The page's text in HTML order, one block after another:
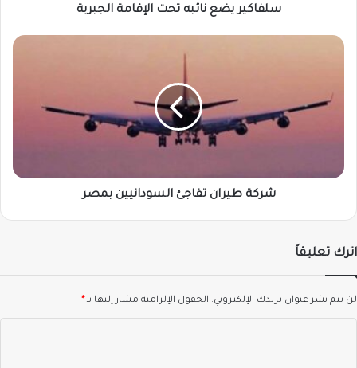
سلفاكير يضع نائبه تحت الإقامة الجبرية
شركة
السودانيين
بمصر
شركة طيران تفاجئ السودانيين بمصر
اترك تعليقاً
لن يتم نشر عنوان بريدك الإلكتروني. الحقول الإلزامية مشار إليها بـ*